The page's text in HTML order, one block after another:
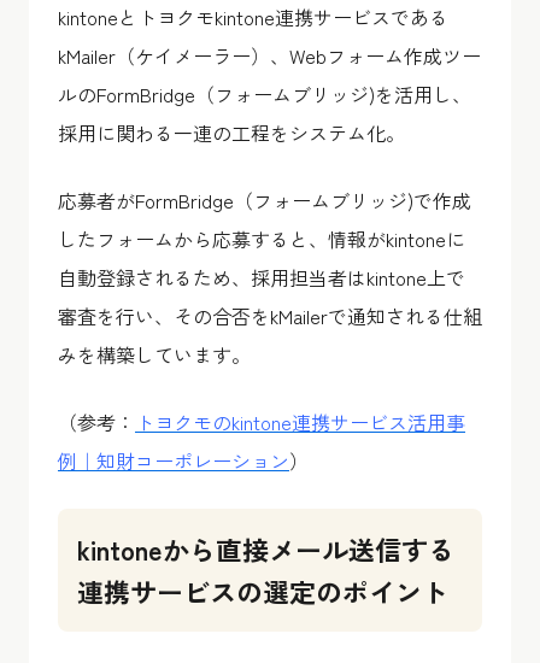
kintoneとトヨクモkintone連携サービスである
kMailer（ケイメーラー）、Webフォーム作成ツー
ルのFormBridge（フォームブリッジ)を活用し、
採用に関わる一連の工程をシステム化。
応募者がFormBridge（フォームブリッジ)で作成
したフォームから応募すると、情報がkintoneに
自動登録されるため、採用担当者はkintone上で
審査を行い、その合否をkMailerで通知される仕組
みを構築しています。
（参考： トヨクモのkintone連携サービス活用事
例｜知財コーポレーション）
kintoneから直接メール送信する
連携サービスの選定のポイント